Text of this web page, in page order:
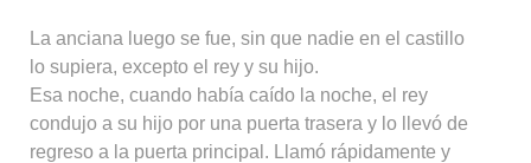
La anciana luego se fue, sin que nadie en el castillo
lo supiera, excepto el rey y su hijo.
Esa noche, cuando había caído la noche, el rey
condujo a su hijo por una puerta trasera y lo llevó de
regreso a la puerta principal. Llamó rápidamente y